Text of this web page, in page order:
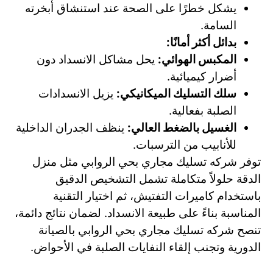
يشكل خطرًا على الصحة عند استنشاق أبخرته
السامة.
بدائل أكثر أمانًا:
المكبس الهوائي: يحل مشاكل الانسداد دون
أضرار كيميائية.
سلك التسليك الميكانيكي: يزيل الانسدادات
الصلبة بفعالية.
الغسيل بالضغط العالي: ينظف الجدران الداخلية
للأنابيب من الترسبات.
توفر شركه تسليك مجاري بحي الروابي مثل منزل
الدقة حلولاً متكاملة تشمل التشخيص الدقيق
باستخدام كاميرات التفتيش، ثم اختيار التقنية
المناسبة بناءً على طبيعة الانسداد. لضمان نتائج دائمة،
تنصح شركه تسليك مجاري بحي الروابي بالصيانة
الدورية وتجنب إلقاء النفايات الصلبة في الأحواض.